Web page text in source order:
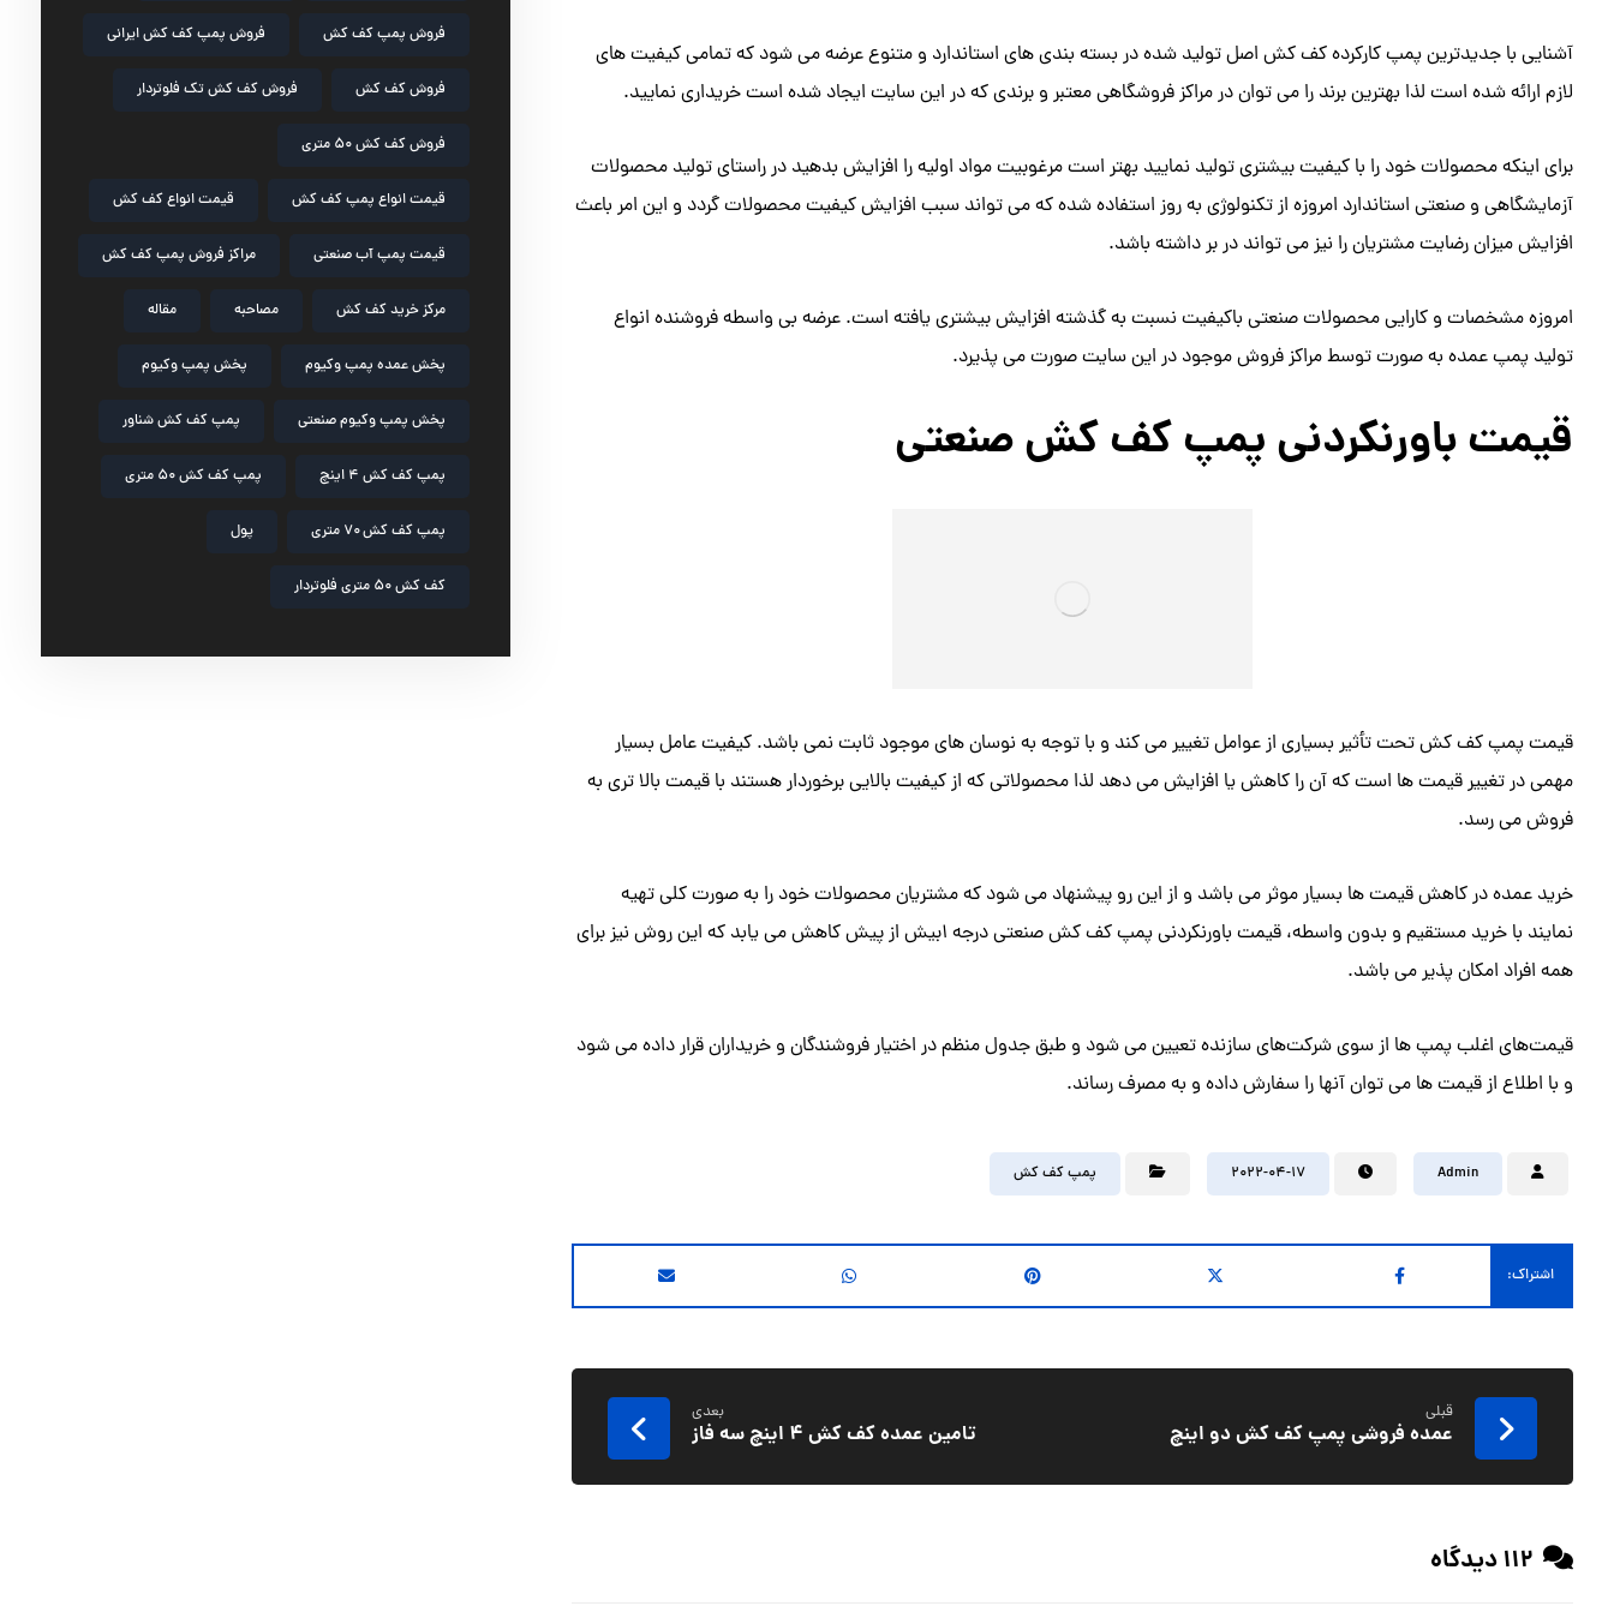
آشنایی با جدیدترین پمپ کارکرده کف کش اصلتولید شده در بسته بندی های استاندارد و متنوع عرضه می شود که تمامی کیفیت های
لازم ارائه شده است لذا بهترین برند را می توان در مراکز فروشگاهی معتبر و برندی که در این سایت ایجاد شده است خریداری نمایید.
برای اینکه محصولات خود را با کیفیت بیشتری تولید نمایید بهتر است مرغوبیت مواد اولیه را افزایش بدهید در راستای تولید محصولات
آزمایشگاهی و صنعتی استاندارد امروزه از تکنولوژی به روز استفاده شده که می تواند سبب افزایش کیفیت محصولات گردد و این امر باعث
افزایش میزان رضایت مشتریان را نیز می تواند در بر داشته باشد.
امروزه مشخصات و کارایی محصولات صنعتی باکیفیتنسبت به گذشته افزایش بیشتری یافته است. عرضه بی واسطه فروشنده انواع
تولید پمپ عمده به صورت توسط مراکز فروش موجود در این سایت صورت می پذیرد.
قیمت باورنکردنی پمپ کف کش صنعتی
قیمت پمپ کف کش تحت تأثیر بسیاری از عوامل تغییر می کند و با توجه به نوسان های موجود ثابت نمی باشد. کیفیت عامل بسیار
مهمی در تغییر قیمت ها است که آن را کاهش یا افزایش می دهد لذا محصولاتی که از کیفیت بالایی برخوردار هستند با قیمت بالا تری به
فروش می رسد.
خرید عمده در کاهش قیمت ها بسیار موثر می باشد و از این رو پیشنهاد می شود که مشتریان محصولات خود را به صورت کلی تهیه
نمایند با خرید مستقیم و بدون واسطه، قیمت باورنکردنی پمپ کف کش صنعتی درجه ۱بیش از پیش کاهش می یابد که این روش نیز برای
همه افراد امکان پذیر می باشد.
قیمت‌های اغلب پمپ ها از سوی شرکت‌های سازنده تعیین می شود و طبق جدول منظم در اختیار فروشندگان و خریداران قرار داده می شود
و با اطلاع از قیمت ها می توان آنها را سفارش داده و به مصرف رساند.
Admin
2022-04-17 پمپ کف کش
قبلی
عمده فروشی پمپ کف کش دو اینچ
بعدی
تامین عمده کف کش ۴ اینچ سه فاز
112 دیدگاه
فروش پمپ کف کش فروش پمپ کف کش ایرانی
فروش کف کش فروش کف کش تک فلوتردار
فروش کف کش ۵۰ متری
قیمت انواع پمپ کف کش قیمت انواع کف کش
قیمت پمپ آب صنعتی مراکز فروش پمپ کف کش
مرکز خرید کف کش مصاحبه مقاله
پخش عمده پمپ وکیوم پخش پمپ وکیوم
پخش پمپ وکیوم صنعتی پمپ کف کش شناور
پمپ کف کش ۴ اینچ پمپ کف کش ۵۰ متری
پمپ کف کش ۷۰ متری پول
کف کش ۵۰ متری فلوتردار